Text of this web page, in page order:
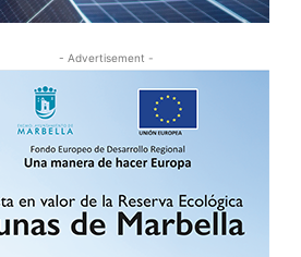
- Advertisement -